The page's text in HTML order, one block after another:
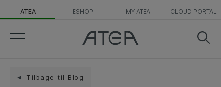
ATEA ESHOP MY ATEA CLOUD PORTAL
Tilbage til Blog